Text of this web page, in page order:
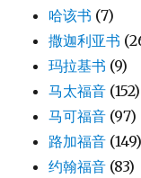
哈该书 (7)
撒迦利亚书
玛拉基书 (9)
马太福音 (152)
马可福音 (97)
路加福音 (149)
约翰福音 (83)